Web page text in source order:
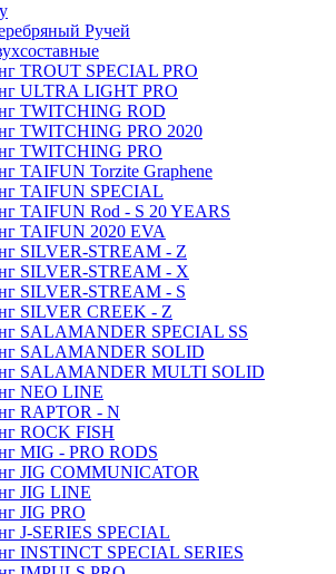
Ручей
TROUT SPECIAL PRO
ULTRA LIGHT PRO
TWITCHING ROD
TWITCHING PRO 2020
TWITCHING PRO
TAIFUN Torzite Graphene
TAIFUN SPECIAL
TAIFUN Rod - S 20 YEARS
TAIFUN 2020 EVA
SILVER-STREAM - Z
SILVER-STREAM - X
SILVER-STREAM - S
SILVER CREEK - Z
SALAMANDER SPECIAL SS
SALAMANDER SOLID
SALAMANDER MULTI SOLID
NEO LINE
RAPTOR - N
ROCK FISH
MIG - PRO RODS
JIG COMMUNICATOR
JIG LINE
JIG PRO
J-SERIES SPECIAL
INSTINCT SPECIAL SERIES